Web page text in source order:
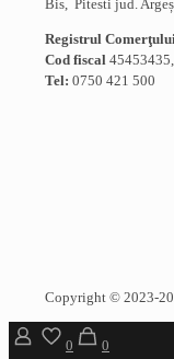
Bis, Pitesti jud. Argeș,
Registrul
Cod fiscal 45453435,
Tel: 0750 421 500
Copyright © 2023-
0 0